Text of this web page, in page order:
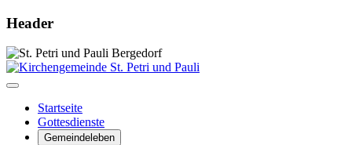
Header
Startseite
Gottesdienste
Gemeindeleben